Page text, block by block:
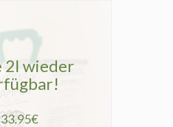
2l wieder
33.95€